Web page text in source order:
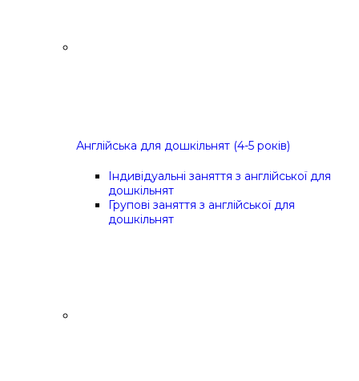
Англійська для дошкільнят (4-5 років)
Індивідуальні заняття з англійської для
дошкільнят
Групові заняття з англійської для
дошкільнят